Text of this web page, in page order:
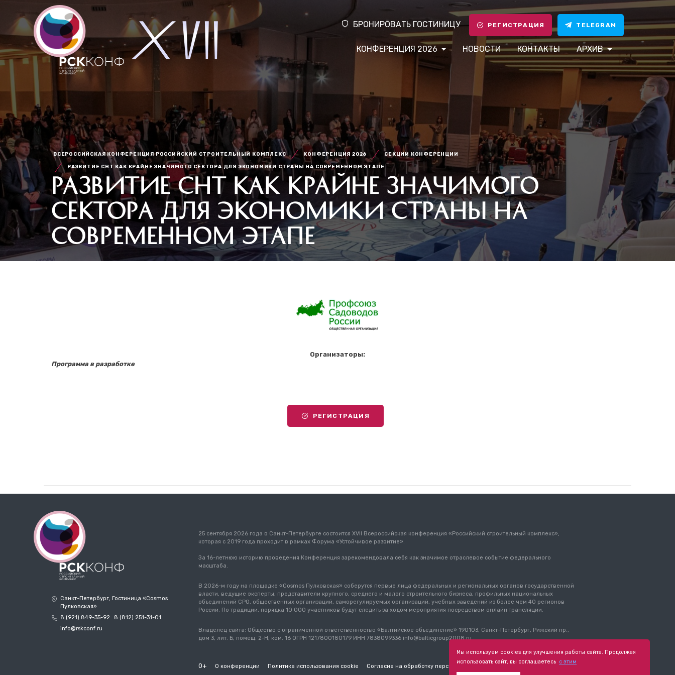
БРОНИРОВАТЬ ГОСТИНИЦУ РЕГИСТРАЦИЯ TELEGRAM
КОНФЕРЕНЦИЯ 2026 НОВОСТИ КОНТАКТЫ АРХИВ
ВСЕРОССИЙСКАЯ КОНФЕРЕНЦИЯ РОССИЙСКИЙ СТРОИТЕЛЬНЫЙ КОМПЛЕКС КОНФЕРЕНЦИЯ 2026 СЕКЦИИ КОНФЕРЕНЦИИ
РАЗВИТИЕ СНТ КАК КРАЙНЕ ЗНАЧИМОГО СЕКТОРА ДЛЯ ЭКОНОМИКИ СТРАНЫ НА СОВРЕМЕННОМ ЭТАПЕ
РАЗВИТИЕ СНТ КАК КРАЙНЕ ЗНАЧИМОГО
СЕКТОРА ДЛЯ ЭКОНОМИКИ СТРАНЫ НА
СОВРЕМЕННОМ ЭТАПЕ
Организаторы:
Программа в разработке
РЕГИСТРАЦИЯ
Санкт-Петербург, Гостиница «Cosmos
Пулковская»
8 (921) 849-35-92
8 (812) 251-31-01
info@rskconf.ru
25 сентября 2026 года в Санкт-Петербурге состоится XVII Всероссийская конференция «Российский строительный комплекс»,
которая с 2019 года проходит в рамках Форума «Устойчивое развитие».
За 16-летнюю историю проведения Конференция зарекомендовала себя как значимое отраслевое событие федерального
масштаба.
В 2026-м году на площадке «Cosmos Пулковская» соберутся первые лица федеральных и региональных органов государственной
власти, ведущие эксперты, представители крупного, среднего и малого строительного бизнеса, профильных национальных
объединений СРО, общественных организаций, саморегулируемых организаций, учебных заведений из более чем 40 регионов
России. По традиции, порядка 10 000 участников будут следить за ходом мероприятия посредством онлайн трансляции.
Владелец сайта: Общество с ограниченной ответственностью «Балтийское объединение» 190103, Санкт-Петербург, Рижский пр.,
дом 3, лит. Б, помещ. 2-Н, ком. 16 ОГРН 1217800180179 ИНН 7838099336 info@balticgroup2008.ru
0+ О конференции Политика использования cookie Согласие на обработку персональных Пользовательское соглашение
Мы используем cookies для улучшения работы сайта. Продолжая
использовать сайт, вы соглашаетесь с этим